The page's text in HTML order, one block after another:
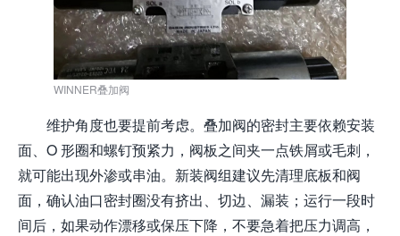
WINNER叠加阀
维护角度也要提前考虑。叠加阀的密封主要依赖安装
面、O 形圈和螺钉预紧力，阀板之间夹一点铁屑或毛刺，
就可能出现外渗或串油。新装阀组建议先清理底板和阀
面，确认油口密封圈没有挤出、切边、漏装；运行一段时
间后，如果动作漂移或保压下降，不要急着把压力调高，